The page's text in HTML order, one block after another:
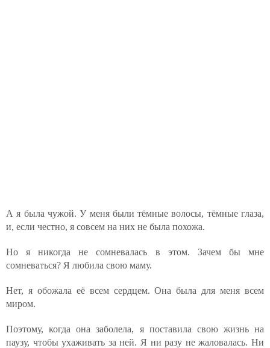
А я была чужой. У меня были тёмные волосы, тёмные глаза,
и, если честно, я совсем на них не была похожа.
Но я никогда не сомневалась в этом. Зачем бы мне
сомневаться? Я любила свою маму.
Нет, я обожала её всем сердцем. Она была для меня всем
миром.
Поэтому, когда она заболела, я поставила свою жизнь на
паузу, чтобы ухаживать за ней. Я ни разу не жаловалась. Ни